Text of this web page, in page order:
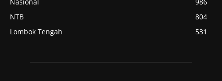
NTB
804
Lombok Tengah
531